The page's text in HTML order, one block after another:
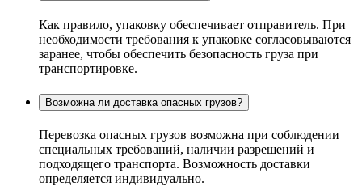
Как правило, упаковку обеспечивает отправитель. При
необходимости требования к упаковке согласовываются
заранее, чтобы обеспечить безопасность груза при
транспортировке.
Возможна ли доставка опасных грузов?
Перевозка опасных грузов возможна при соблюдении
специальных требований, наличии разрешений и
подходящего транспорта. Возможность доставки
определяется индивидуально.